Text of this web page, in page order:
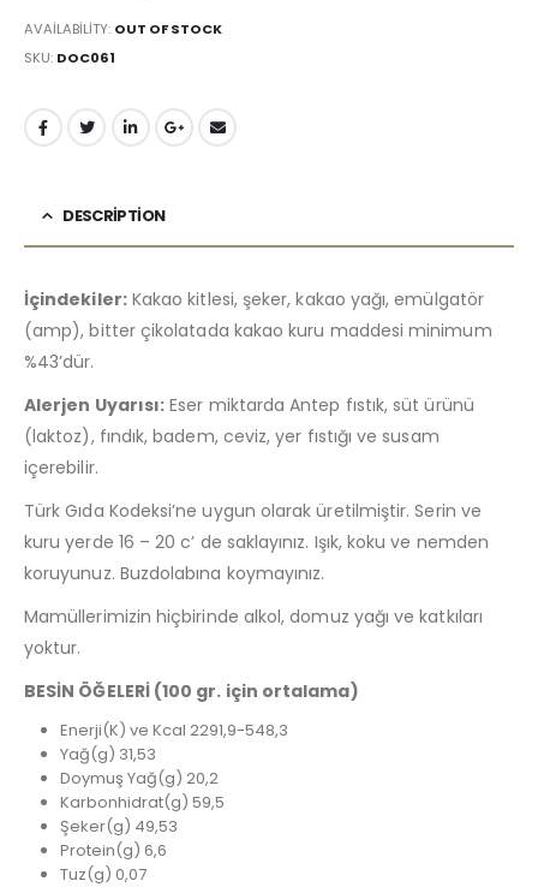
AVAILABILITY: OUT OF STOCK
SKU: DOC061
DESCRIPTION
İçindekiler:Kakao kitlesi, şeker, kakao yağı, emülgatör
(amp), bitter çikolatada kakao kuru maddesi minimum
%43’dür.
Alerjen Uyarısı: Eser miktarda Antep fıstık, süt ürünü
(laktoz), fındık, badem, ceviz, yer fıstığı ve susam
içerebilir.
Türk Gıda Kodeksi’ne uygun olarak üretilmiştir. Serin ve
kuru yerde 16 – 20 c’ de saklayınız. Işık, koku ve nemden
koruyunuz. Buzdolabına koymayınız.
Mamüllerimizin hiçbirinde alkol, domuz yağı ve katkıları
yoktur.
BESİN ÖĞELERİ (100 gr. için ortalama)
Enerji(K) ve Kcal 2291,9-548,3
Yağ(g) 31,53
Doymuş Yağ(g) 20,2
Karbonhidrat(g) 59,5
Şeker(g) 49,53
Protein(g) 6,6
Tuz(g) 0,07